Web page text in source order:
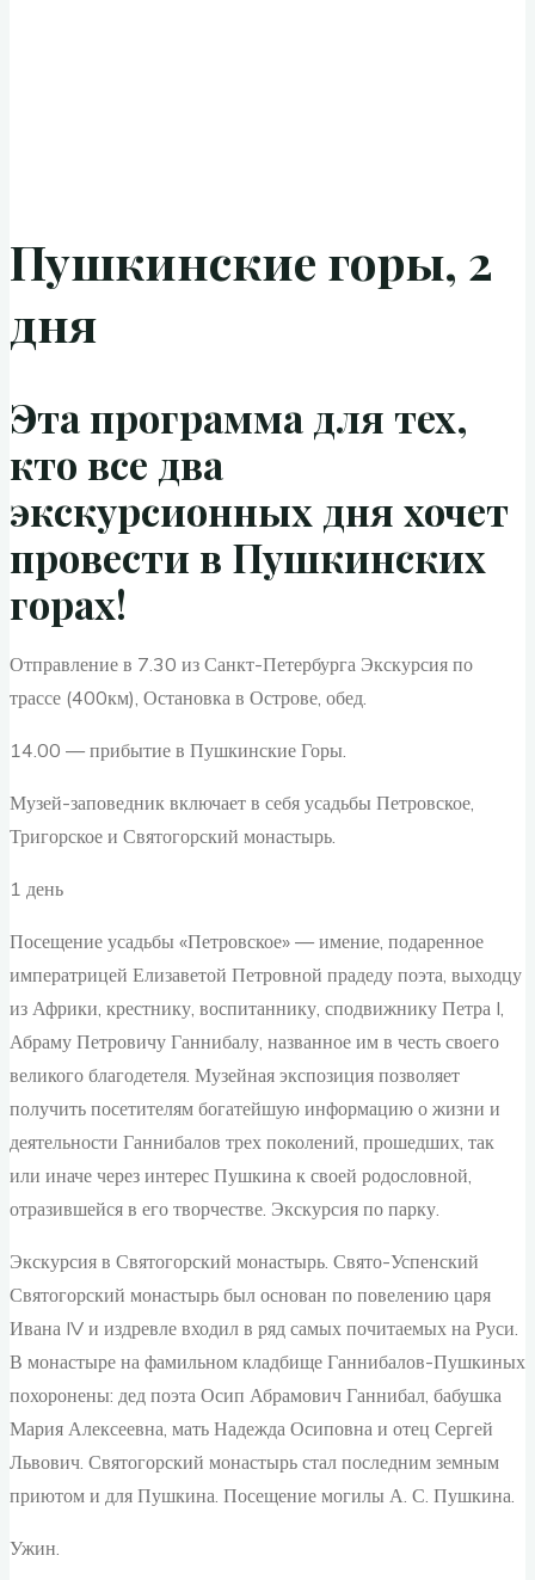
Пушкинские горы, 2
дня
Эта программа для тех,
кто все два
экскурсионных дня хочет
провести в Пушкинских
горах!
Отправление в 7.30 из Санкт-Петербурга Экскурсия по
трассе (400км), Остановка в Острове, обед.
14.00 — прибытие в Пушкинские Горы.
Музей-заповедник включает в себя усадьбы Петровское,
Тригорское и Святогорский монастырь.
1 день
Посещение усадьбы «Петровское» — имение, подаренное
императрицей Елизаветой Петровной прадеду поэта, выходцу
из Африки, крестнику, воспитаннику, сподвижнику Петра I,
Абраму Петровичу Ганнибалу, названное им в честь своего
великого благодетеля. Музейная экспозиция позволяет
получить посетителям богатейшую информацию о жизни и
деятельности Ганнибалов трех поколений, прошедших, так
или иначе через интерес Пушкина к своей родословной,
отразившейся в его творчестве. Экскурсия по парку.
Экскурсия в Святогорский монастырь. Свято-Успенский
Святогорский монастырь был основан по повелению царя
Ивана IV и издревле входил в ряд самых почитаемых на Руси.
В монастыре на фамильном кладбище Ганнибалов-Пушкиных
похоронены: дед поэта Осип Абрамович Ганнибал, бабушка
Мария Алексеевна, мать Надежда Осиповна и отец Сергей
Львович. Святогорский монастырь стал последним земным
приютом и для Пушкина. Посещение могилы А. С. Пушкина.
Ужин.